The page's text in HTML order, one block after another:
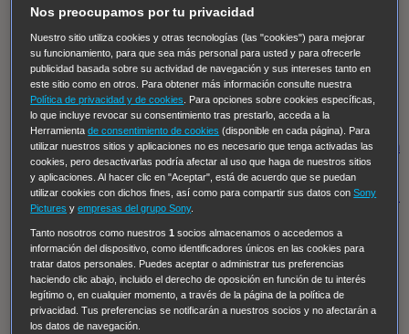
Despedida Salvaje
Despedida Salvaje
Thomas, el ojo del FBI Pan Am Dawson crece
Insomnia El Guardián The Blacklist Cinco en familia
Hudson & Rex Diez libras y un sueño Mr Loverman
Regreso al futuro III NUEVE CUERPOS Los últimos
caballeros Tormenta infinita Sing Street Cobra Kai
Tom
y Lola
High Country
Los casos de Susan Ryeland:
Moonflower Murders Twisted Metal Mentes Criminales:
Hailey Dean Without Sin: Libre de Culpa Morbius
NCIS: Nueva Orleans Pandora En fuera de juego
The Shield: Al margen de la ley Duplicated Preacher
The Killing Kind Intersecciones DOC Bite Club
Nos preocupamos por tu privacidad
Nuestro sitio utiliza cookies y otras tecnologías (las "cookies") para mejorar
su funcionamiento, para que sea más personal para usted y para ofrecerle
publicidad basada sobre su actividad de navegación y sus intereses tanto en
este sitio como en otros. Para obtener más información consulte nuestra
Política de privacidad y de cookies
. Para opciones sobre cookies específicas,
lo que incluye revocar su consentimiento tras prestarlo, acceda a la
Herramientade consentimiento de cookies (disponible en cada página). Para
utilizar nuestros sitios y aplicaciones no es necesario que tenga activadas las
cookies, pero desactivarlas podría afectar al uso que haga de nuestros sitios
y aplicaciones. Al hacer clic en "Aceptar", está de acuerdo que se puedan
utilizar cookies con dichos fines, así como para compartir sus datos conSony
Pictures yempresas del grupo Sony.
Tanto nosotros como nuestros1 socios almacenamos o accedemos a
información del dispositivo, como identificadores únicos en las cookies para
tratar datos personales. Puedes aceptar o administrar tus preferencias
haciendo clic abajo, incluido el derecho de oposición en función de tu interés
legítimo o, en cualquier momento, a través de la página de la política de
privacidad. Tus preferencias se notificarán a nuestros socios y no afectarán a
los datos de navegación.